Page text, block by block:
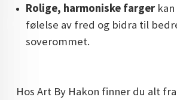
Rolige, harmoniske fargerkan
følelse av fred og bidra til
soverommet.
Hos Art By Hakon finner du alt